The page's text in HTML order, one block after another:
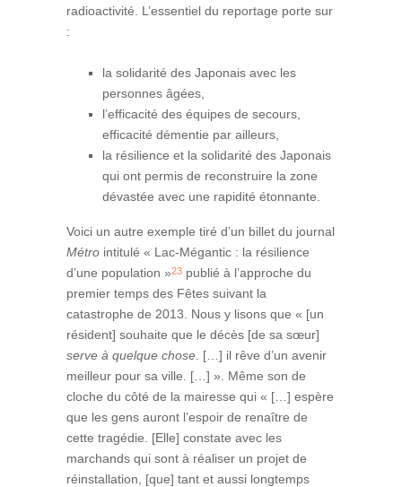
radioactivité. L’essentiel du reportage porte sur
:
la solidarité des Japonais avec les
personnes âgées,
l’efficacité des équipes de secours,
efficacité démentie par ailleurs,
la résilience et la solidarité des Japonais
qui ont permis de reconstruire la zone
dévastée avec une rapidité étonnante.
Voici un autre exemple tiré d’un billet du journal
Métro intitulé « Lac-Mégantic : la résilience
d’une population »23 publié à l’approche du
premier temps des Fêtes suivant la
catastrophe de 2013. Nous y lisons que « [un
résident] souhaite que le décès [de sa sœur]
serve à quelque chose . […] il rêve d’un avenir
meilleur pour sa ville. […] ». Même son de
cloche du côté de la mairesse qui « […] espère
que les gens auront l’espoir de renaître de
cette tragédie. [Elle] constate avec les
marchands qui sont à réaliser un projet de
réinstallation, [que] tant et aussi longtemps